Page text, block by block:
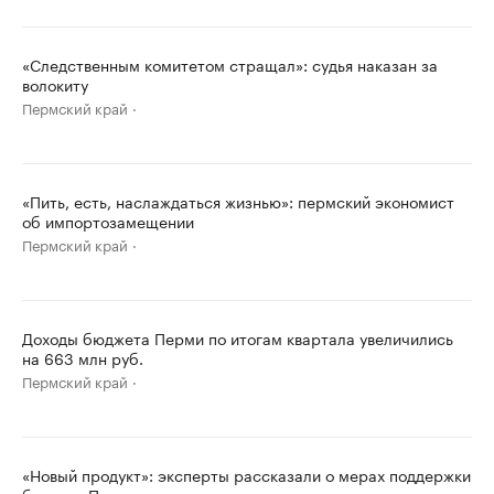
«Следственным комитетом стращал»: судья наказан за
волокиту
Пермский край
«Пить, есть, наслаждаться жизнью»: пермский экономист
об импортозамещении
Пермский край
Доходы бюджета Перми по итогам квартала увеличились
на 663 млн руб.
Пермский край
«Новый продукт»: эксперты рассказали о мерах поддержки